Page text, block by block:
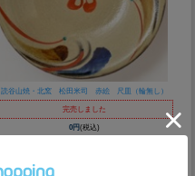
読谷山焼・北窯 松田米司 赤絵 尺皿（輪無し）
完売しました
0円(税込)